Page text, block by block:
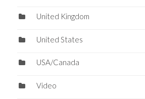
United Kingdom
United States
USA/Canada
Video